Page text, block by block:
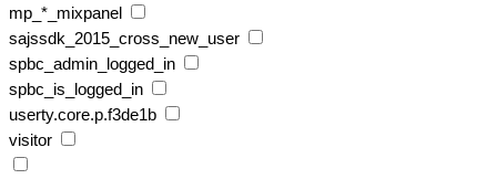
mp_*_mixpanel
sajssdk_2015_cross_new_user
spbc_admin_logged_in
spbc_is_logged_in
userty.core.p.f3de1b
visitor